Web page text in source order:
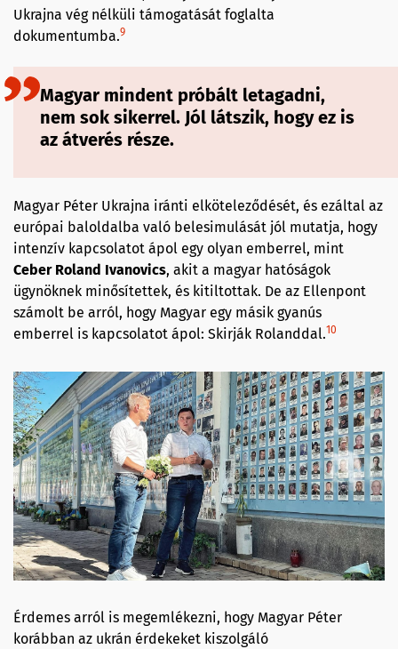
Ukrajna vég nélküli támogatását foglalta
dokumentumba.9
Magyar mindent próbált letagadni,
nem sok sikerrel. Jól látszik, hogy ez is
az átverés része.
Magyar Péter Ukrajna iránti elköteleződését, és ezáltal az
európai baloldalba való belesimulását jól mutatja, hogy
intenzív kapcsolatot ápol egy olyan emberrel, mint
Ceber Roland Ivanovics, akit a magyar hatóságok
ügynöknek minősítettek, és kitiltottak. De az Ellenpont
számolt be arról, hogy Magyar egy másik gyanús
emberrel is kapcsolatot ápol: Skirják Rolanddal.10
Érdemes arról is megemlékezni, hogy Magyar Péter
korábban az ukrán érdekeket kiszolgáló